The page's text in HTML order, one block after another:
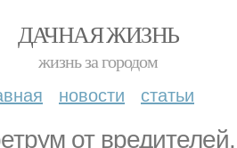
ДАЧНАЯ ЖИЗНЬ
жизнь за городом
новости статьи
от